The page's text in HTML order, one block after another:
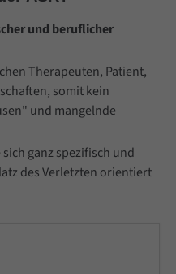
und beruflicher
Therapeuten, Patient,
somit kein
und mangelnde
ganz spezifisch und
des Verletzten orientiert